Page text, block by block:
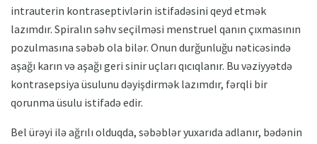
intrauterin kontraseptivlərin istifadəsini qeyd etmək
lazımdır. Spiralın səhv seçilməsi menstruel qanın çıxmasının
pozulmasına səbəb ola bilər. Onun durğunluğu nəticəsində
aşağı karın və aşağı geri sinir uçları qıcıqlanır. Bu vəziyyətdə
kontrasepsiya üsulunu dəyişdirmək lazımdır, fərqli bir
qorunma üsulu istifadə edir.
Bel ürəyi ilə ağrılı olduqda, səbəblər yuxarıda adlanır, bədənin